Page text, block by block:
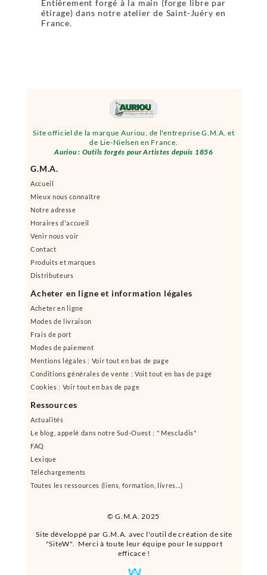
© G.M.A. 2025
Site officiel de la marque Auriou, de l'entreprise G.M.A. et
de Lie-Nielsen en France.
Auriou : Outils forgés pour Artistes depuis 1856
Site développé par G.M.A. avec l'outil de création de site
"SiteW". Merci à toute leur équipe pour le support
efficace !
G.M.A.
Accueil
Mieux nous connaître
Notre adresse
Horaires d'accueil
Venir nous voir
Contact
Produits et marques
Distributeurs
Acheter en ligne et information légales
Acheter en ligne
Modes de livraison
Frais de port
Modes de paiement
Mentions légales : Voir tout en bas de page
Conditions générales de vente : Voit tout en bas de page
Cookies : Voir tout en bas de page
Ressources
Actualités
Le blog, appelé dans notre Sud-Ouest : " Mescladis"
FAQ
Lexique
Téléchargements
Toutes les ressources (liens, formation, livres...)
Entièrement forgé à la main (forge libre par
étirage) dans notre atelier de Saint-Juéry en
France.